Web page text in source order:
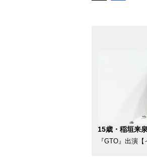
15歳・稲垣来
『GTO』出演【